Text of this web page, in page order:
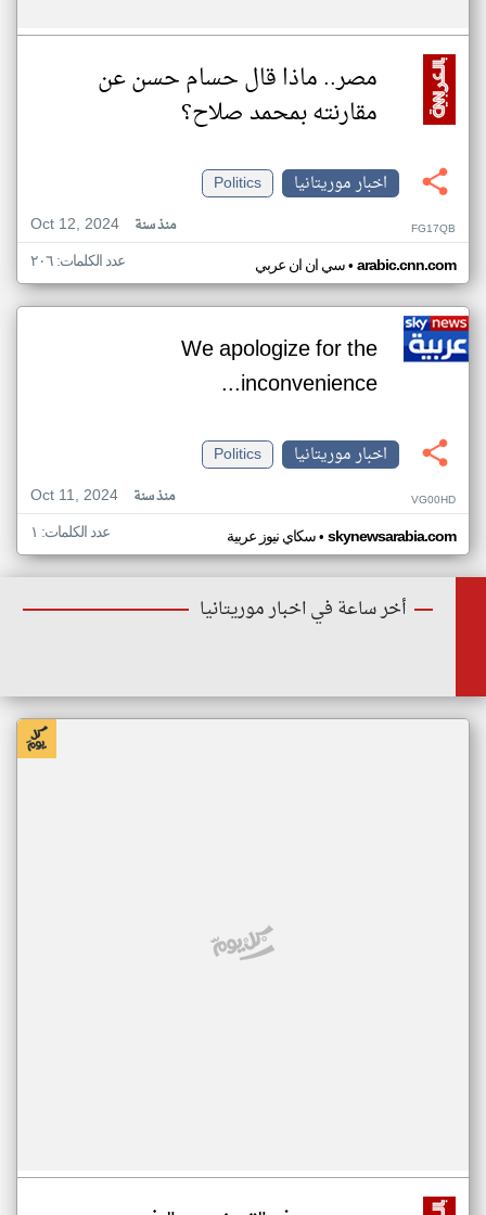
مصر.. ماذا قال حسام حسن عن
مقارنته بمحمد صلاح؟
اخبار موريتانيا
Politics
Oct 12, 2024
منذ سنة FG17QB
سي ان ان عربي• arabic.cnn.com عدد الكلمات: ٢٠٦
We apologize for the
inconvenience...
اخبار موريتانيا
Politics
Oct 11, 2024
منذ سنة VG00HD
سكاي نيوز عربية• skynewsarabia.com عدد الكلمات: ١
أخر ساعة في اخبار موريتانيا